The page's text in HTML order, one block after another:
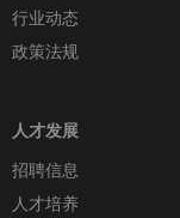
行业动态
政策法规
人才发展
招聘信息
人才培养